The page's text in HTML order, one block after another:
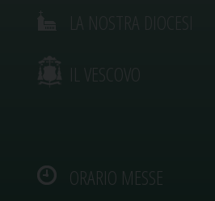
IL VESCOVO
ORARIO MESSE